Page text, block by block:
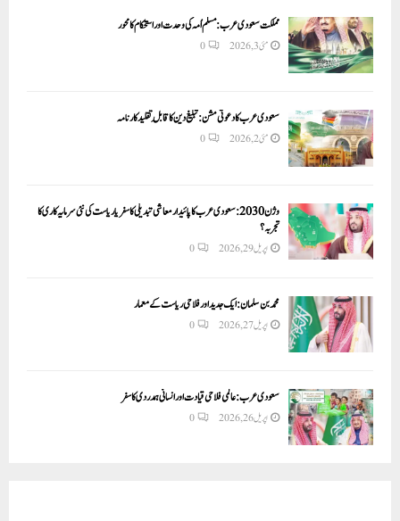
مملکت سعودی عرب: مسلم اُمہ کی وحدت اور استحکام کا محور
مئی 3, 2026 0
سعودی عرب کا دعوتی مشن: تبلیغ دین کا قابلِ تقلید کارنامہ
مئی 2, 2026 0
وژن 2030:سعودی عرب کا پائیدار معاشی تبدیلی کا سفر یا ریاست کی نئی سرمایہ کاری کا
تجربہ؟
اپریل 29, 2026 0
محمد بن سلمان: ایک جدید اور فلاحی ریاست کے معمار
اپریل 27, 2026 0
سعودی عرب: عالمی فلاحی قیادت اور انسانی ہمدردی کا سفر
اپریل 26, 2026 0